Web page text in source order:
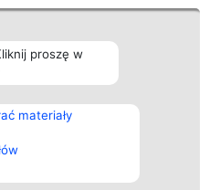
proszę w
materiały
Kontakt
Kontakt